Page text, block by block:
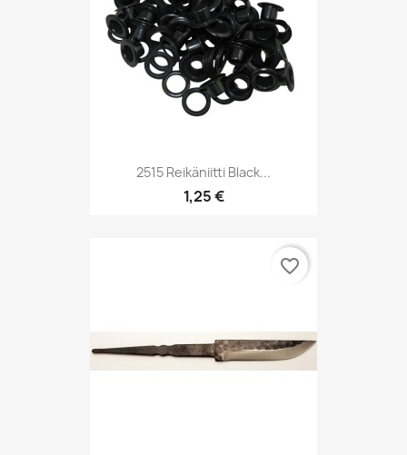
2515 Reikäniitti Black...
1,25 €
favorite_border